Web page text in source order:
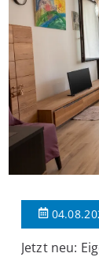
Jetzt neu: